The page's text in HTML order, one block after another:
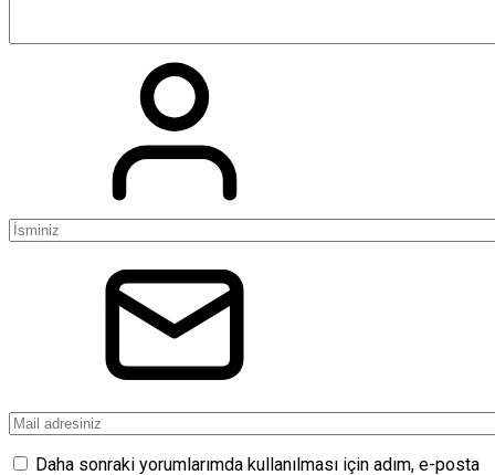
Daha sonraki yorumlarımda kullanılması için adım, e-posta